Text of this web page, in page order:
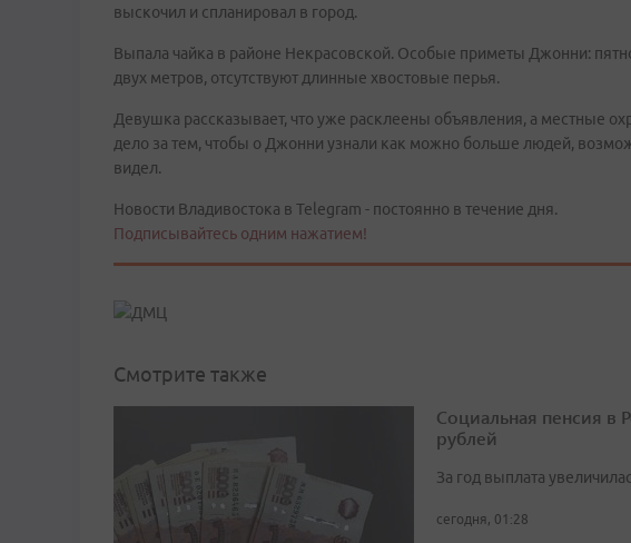
выскочил и спланировал в город.
Выпала чайка в районе Некрасовской. Особые приметы Джонни:
двух метров, отсутствуют длинные хвостовые перья.
Девушка рассказывает, что уже расклеены объявления, а местные
дело за тем, чтобы о Джонни узнали как можно больше людей,
видел.
Новости Владивостока в Telegram - постоянно в течение дня.
Подписывайтесь одним нажатием!
Смотрите также
Социальная пенсия в
рублей
За год выплата
сегодня, 01:28